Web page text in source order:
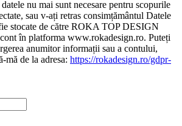
nu mai sunt necesare pentru scopurile
sau v-ați retras consimțământul Datele
stocate de către ROKA TOP DESIGN
în platforma www.rokadesign.ro. Puteți
anumitor informații sau a contului,
mă de la adresa: https://rokadesign.ro/gdpr-